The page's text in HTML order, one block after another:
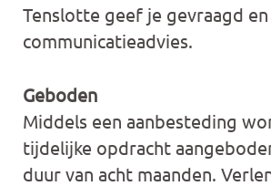
Tenslotte geef je gevraagd
communicatieadvies.
Geboden
Middels een aanbesteding
tijdelijke opdracht
duur van acht maanden.